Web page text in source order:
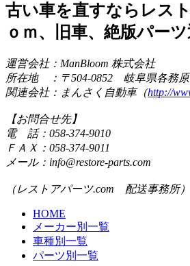
古い車を直すならレス
ｏｍ、旧車、絶版パー
運営会社：ManBloom 株式会社
所在地 ：〒504-0852 岐阜県各務原
関連会社：まんさく自動車（http://
【お問合せ先】
電 話：058-374-9010
ＦＡＸ：058-374-9011
メール：info@restore-parts.com
（レストアパーツ.com 配送事務所）
HOME
メーカー別一覧
車種別一覧
パーツ別一覧